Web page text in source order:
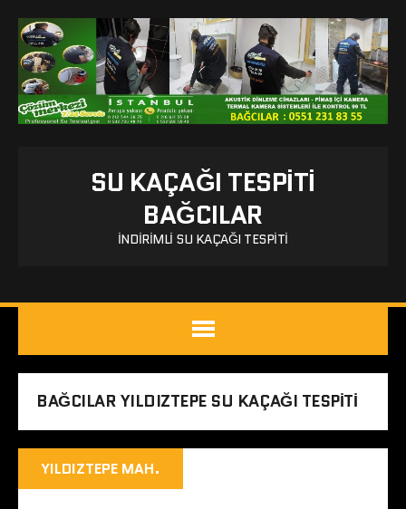
SU KAÇAĞI TESPITI
BAĞCILAR
İNDIRIMLI SU KAÇAĞI TESPITI
BAĞCILAR YILDIZTEPE SU KAÇAĞI TESPITI
YILDIZTEPE MAH.